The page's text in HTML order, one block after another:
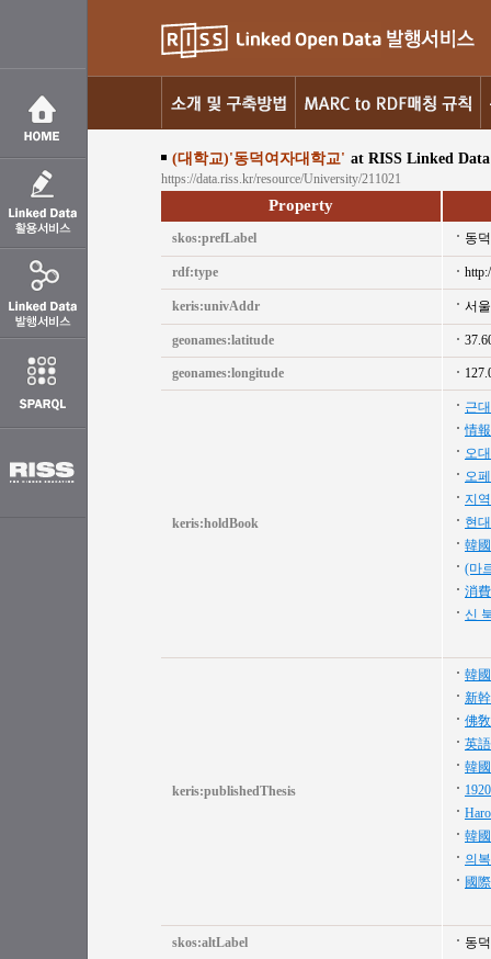
(대학교)'동덕여자대학교' at RISS Linked Data
https://data.riss.kr/resource/University/211021
Property
skos:prefLabel 동
rdf:type
keris:univAddr 서
geonames:latitude
geonames:longitude
keris:holdBook
근
情
오
오
지
현
韓
(마
消
신
keris:publishedThesis
韓
新
佛
英
韓
韓
의
國
skos:altLabel 동